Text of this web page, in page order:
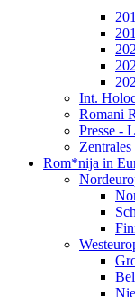
Int.
Romani
Presse -
Rom*nija in